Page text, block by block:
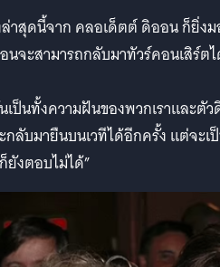
าสุดนี้จาก คลอเด็ตต์ ดิออน ก็ยิ่ง
นจะสามารถกลับมาทัวร์คอนเสิร์ต
นเป็นทั้งความฝันของพวกเราและตั
ลับมายืนบนเวทีได้อีกครั้ง แต่จะเ
ยังตอบไม่ได้”